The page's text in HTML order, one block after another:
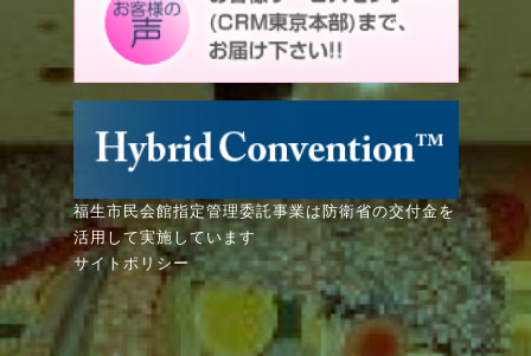
福生市民会館指定管理委託事業は防衛省の交付金を
活用して実施しています
サイトポリシー